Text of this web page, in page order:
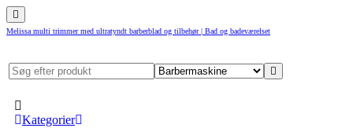
Melissa multi trimmer med ultratyndt barberblad og tilbehør | Bad og badeværelset
Kategorier